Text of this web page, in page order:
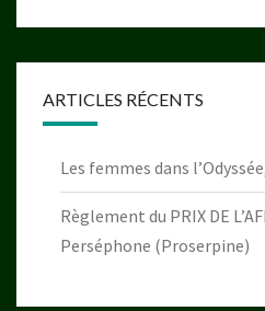
ARTICLES RÉCENTS
Les femmes dans
Règlement du PRIX DE
Perséphone (Proserpine)